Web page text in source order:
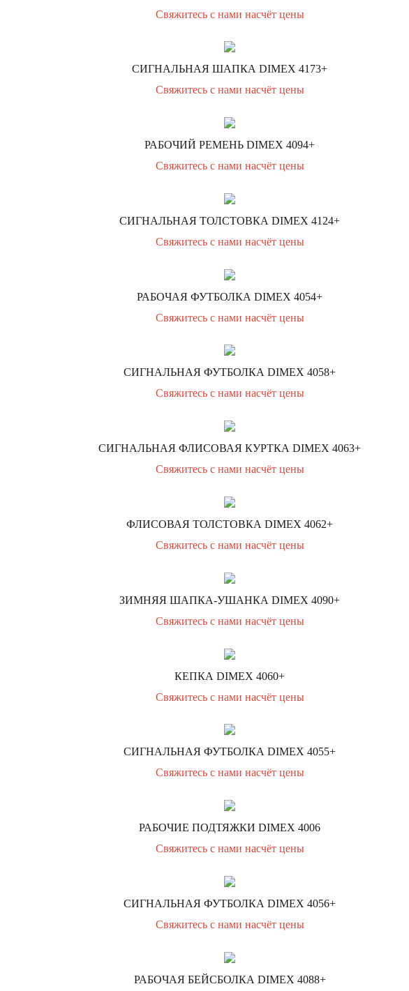
Свяжитесь с нами насчёт цены
СИГНАЛЬНАЯ ШАПКА DIMEX 4173+
Свяжитесь с нами насчёт цены
РАБОЧИЙ РЕМЕНЬ DIMEX 4094+
Свяжитесь с нами насчёт цены
СИГНАЛЬНАЯ ТОЛСТОВКА DIMEX 4124+
Свяжитесь с нами насчёт цены
РАБОЧАЯ ФУТБОЛКА DIMEX 4054+
Свяжитесь с нами насчёт цены
СИГНАЛЬНАЯ ФУТБОЛКА DIMEX 4058+
Свяжитесь с нами насчёт цены
СИГНАЛЬНАЯ ФЛИСОВАЯ КУРТКА DIMEX 4063+
Свяжитесь с нами насчёт цены
ФЛИСОВАЯ ТОЛСТОВКА DIMEX 4062+
Свяжитесь с нами насчёт цены
ЗИМНЯЯ ШАПКА-УШАНКА DIMEX 4090+
Свяжитесь с нами насчёт цены
КЕПКА DIMEX 4060+
Свяжитесь с нами насчёт цены
СИГНАЛЬНАЯ ФУТБОЛКА DIMEX 4055+
Свяжитесь с нами насчёт цены
РАБОЧИЕ ПОДТЯЖКИ DIMEX 4006
Свяжитесь с нами насчёт цены
СИГНАЛЬНАЯ ФУТБОЛКА DIMEX 4056+
Свяжитесь с нами насчёт цены
РАБОЧАЯ БЕЙСБОЛКА DIMEX 4088+